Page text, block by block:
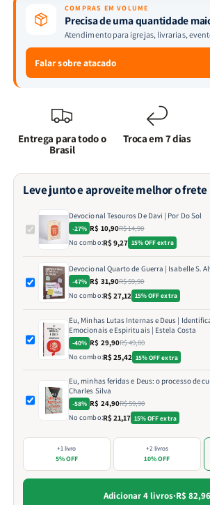
COMPRAS EM VOLUME
Precisa de uma quantidade
Atendimento para igrejas, livrarias,
Falar sobre atacado
Entrega para todo o
Brasil
Troca em 7 dias
Leve junto e aproveite melhor o frete
Devocional Tesouros De Davi | Por Do Sol
-27% R$ 10,90R$ 14,90
No combo:R$ 9,27 15% OFF extra
Devocional Quarto de Guerra | Isabelle S.
-47% R$ 31,90R$ 59,90
No combo:R$ 27,12 15% OFF extra
Eu, Minhas Lutas Internas e Deus |
Emocionais e Espirituais | Estela Costa
-40% R$ 29,90R$ 49,80
No combo:R$ 25,42 15% OFF extra
Eu, minhas feridas e Deus: o processo de
Charles Silva
-58% R$ 24,90R$ 59,90
No combo:R$ 21,17 15% OFF extra
+1 livro
5% OFF
+2 livros
10% OFF
Adicionar 4 livros·R$ 82,96